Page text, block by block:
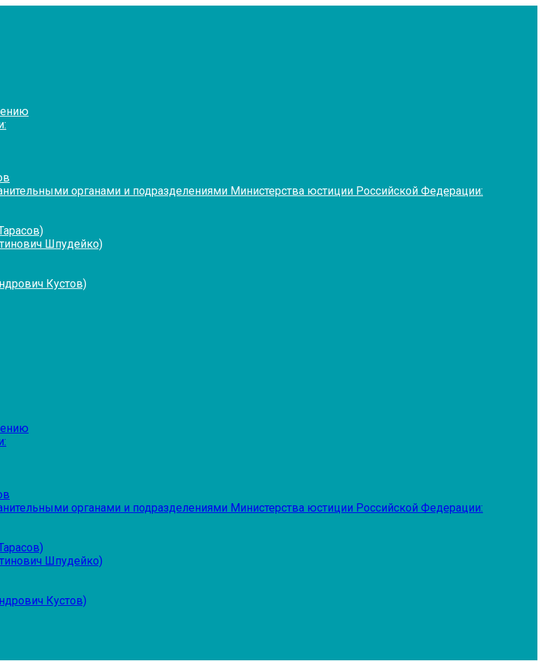
органами и подразделениями Министерства юстиции Российской Федерации:
Шпудейко)
Кустов)
органами и подразделениями Министерства юстиции Российской Федерации:
Шпудейко)
Кустов)